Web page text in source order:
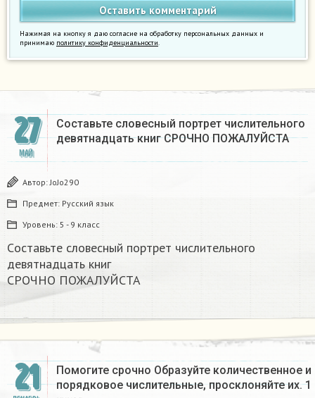
Нажимая на кнопку я даю согласие на обработку персональных данных и
принимаю политику конфиденциальности.
27
МАЙ
Cоставьте словесный портрет числительного
девятнадцать книг СРОЧНО ПОЖАЛУЙСТА ​
Автор:JoJo290
Предмет: Русский язык
Уровень: 5 - 9 класс
Cоставьте словесный портрет числительного
девятнадцать книг
СРОЧНО ПОЖАЛУЙСТА ​
21
Помогите срочно Образуйте количественное и
порядковое числительные, просклоняйте их. 1
книга